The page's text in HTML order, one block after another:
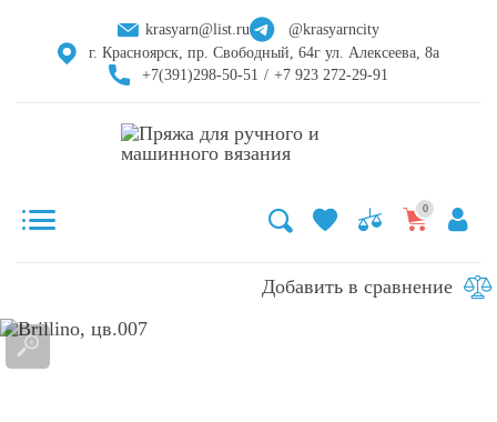
krasyarn@list.ru
@krasyarncity
г. Красноярск, пр. Свободный, 64г ул. Алексеева, 8а
+7(391)298-50-51 / +7 923 272-29-91
0
Добавить в сравнение